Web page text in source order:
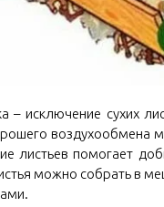
исключение сухих
воздухообмена
листьев помогает
можно собрать в